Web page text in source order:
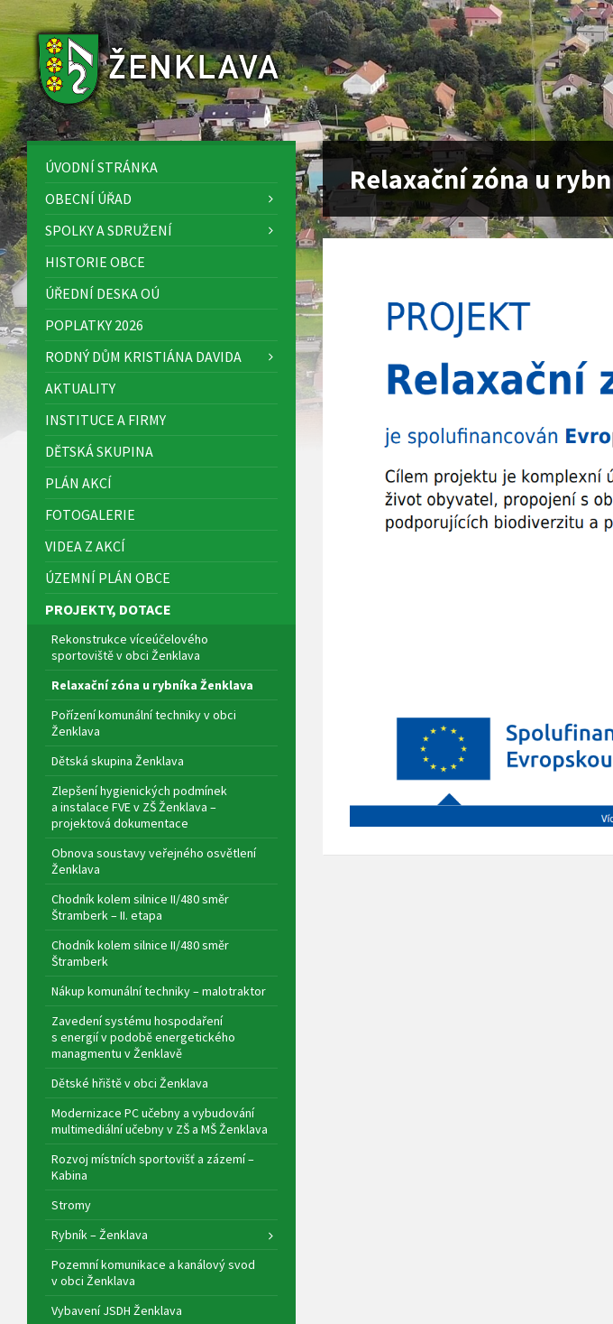
to
content
to
sidebar
to
footer
Relaxační zóna u
ÚVODNÍ STRÁNKA
OBECNÍ ÚŘAD
SPOLKY A SDRUŽENÍ
HISTORIE OBCE
ÚŘEDNÍ DESKA OÚ
POPLATKY 2026
RODNÝ DŮM KRISTIÁNA DAVIDA
AKTUALITY
INSTITUCE A FIRMY
DĚTSKÁ SKUPINA
PLÁN AKCÍ
FOTOGALERIE
VIDEA Z AKCÍ
ÚZEMNÍ PLÁN OBCE
PROJEKTY, DOTACE
Rekonstrukce víceúčelového
sportoviště v obci Ženklava
Relaxační zóna u rybníka Ženklava
Pořízení komunální techniky v obci
Ženklava
Dětská skupina Ženklava
Zlepšení hygienických podmínek
a instalace FVE v ZŠ Ženklava –
projektová dokumentace
Obnova soustavy veřejného osvětlení
Ženklava
Chodník kolem silnice II/480 směr
Štramberk – II. etapa
Chodník kolem silnice II/480 směr
Štramberk
Nákup komunální techniky – malotraktor
Zavedení systému hospodaření
s energií v podobě energetického
managmentu v Ženklavě
Dětské hřiště v obci Ženklava
Modernizace PC učebny a vybudování
multimediální učebny v ZŠ a MŠ Ženklava
Rozvoj místních sportovišť a zázemí –
Kabina
Stromy
Rybník – Ženklava
Pozemní komunikace a kanálový svod
v obci Ženklava
Vybavení JSDH Ženklava